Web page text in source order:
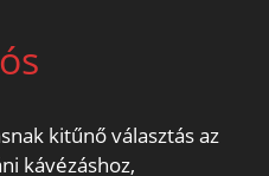
kitűnő választás az
kávézáshoz,